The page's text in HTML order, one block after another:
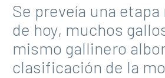
Se preveía una
de hoy, muchos
mismo gallinero
clasificación de la